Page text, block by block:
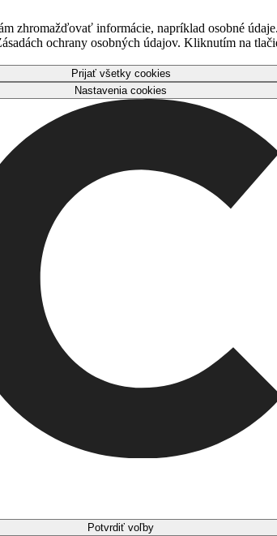
zhromažďovať informácie, napríklad osobné
ochrany osobných údajov. Kliknutím na
Prijať všetky cookies
Nastavenia cookies
Potvrdiť voľby